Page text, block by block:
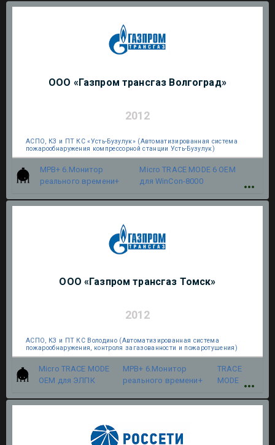
ООО «Газпром трансгаз Волгоград»
2012
АСПО, КЗ и ПТ КС «Усть-Бузулук» (Автоматизированная система
пожарообнаружения компрессорной станции Усть-Бузулук)
МРВ+ 6.Монитор
реального времени+
Micro TRACE MODE 6 OEM
для WinCon-8000
ООО «Газпром трансгаз Томск»
2012
АСПО, КЗ и ПТ КС Володино (Автоматизированная система
пожарообнаружения, контроля загазованности и пожаротушения)
Micro TRACE MODE
OEM для ЭЛПК
МРВ+ 6.Монитор
реального времени+
TRACE
MODE